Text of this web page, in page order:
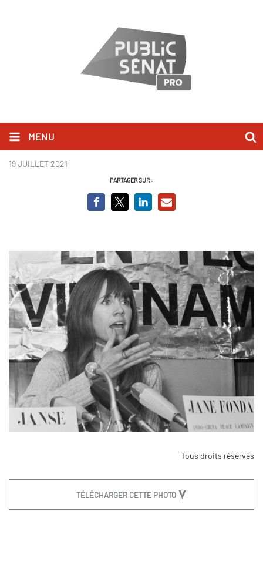
MENU
jane fonda.jpg
19 JUILLET 2021
PARTAGER SUR :
Tous droits réservés
TÉLÉCHARGER CETTE PHOTO